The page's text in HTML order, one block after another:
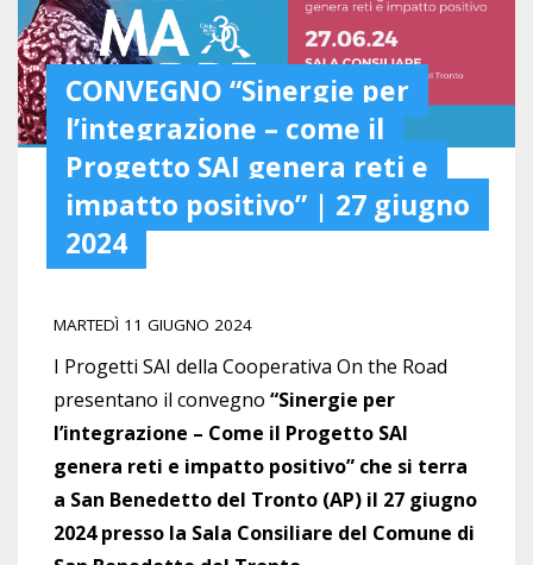
CONVEGNO “Sinergie per
l’integrazione – come il
Progetto SAI genera reti e
impatto positivo” | 27 giugno
2024
MARTEDÌ 11 GIUGNO 2024
I Progetti SAI della Cooperativa On the Road
presentano il convegno “Sinergie per
l’integrazione – Come il Progetto SAI
genera reti e impatto positivo” che si terra
a San Benedetto del Tronto (AP) il 27 giugno
2024 presso la Sala Consiliare del Comune di